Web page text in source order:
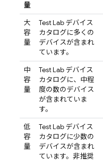
量
大
容
量
Test Lab デバイス
カタログに多くの
デバイスが含まれ
ています。
中
容
量
Test Lab デバイス
カタログに、中程
度の数のデバイス
が含まれていま
す。
低
容
量
Test Lab デバイス
カタログに少数の
デバイスが含まれ
ています。非推奨